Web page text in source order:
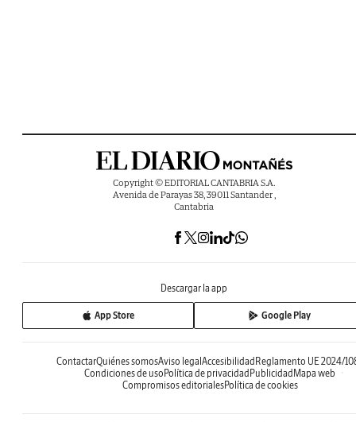
Copyright © EDITORIAL CANTABRIA S.A.
Avenida de Parayas 38, 39011 Santander ,
Cantabria
Descargar la app
App Store Google Play
ContactarQuiénes somosAviso legalAccesibilidadReglamento UE 2024/
Condiciones de usoPolítica de privacidadPublicidadMapa web
Compromisos editorialesPolítica de cookies